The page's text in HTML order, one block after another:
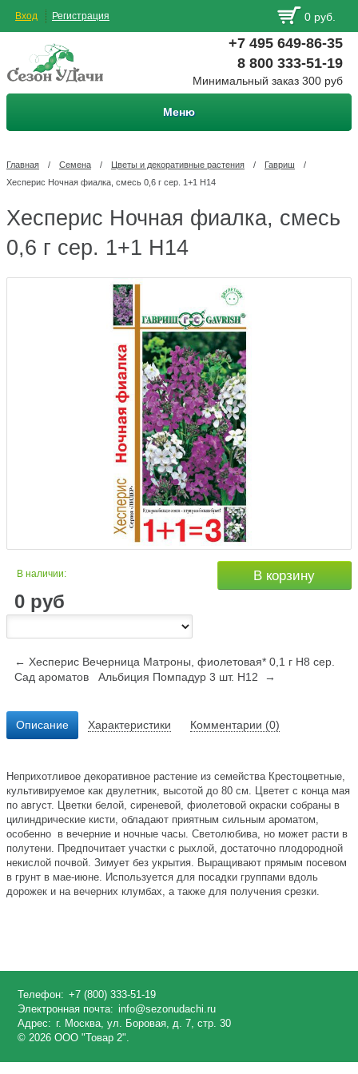
Вход Регистрация 0 руб.
+7 495 649-86-35
8 800 333-51-19
Минимальный заказ 300 руб
Меню
Главная / Семена / Цветы и декоративные растения / Гавриш
/
Хесперис Ночная фиалка, смесь 0,6 г сер. 1+1 Н14
Хесперис Ночная фиалка, смесь
0,6 г сер. 1+1 Н14
В наличии:
0 руб
В корзину
← Хесперис Вечерница Матроны, фиолетовая* 0,1 г Н8 сер.
Сад ароматов
Альбиция Помпадур 3 шт. Н12 →
Описание Характеристики Комментарии (0)
Неприхотливое декоративное растение из семейства Крестоцветные,
культивируемое как двулетник, высотой до 80 см. Цветет с конца мая
по август. Цветки белой, сиреневой, фиолетовой окраски собраны в
цилиндрические кисти, обладают приятным сильным ароматом,
особенно в вечерние и ночные часы. Светолюбива, но может расти в
полутени. Предпочитает участки с рыхлой, достаточно плодородной
некислой почвой. Зимует без укрытия. Выращивают прямым посевом
в грунт в мае-июне. Используется для посадки группами вдоль
дорожек и на вечерних клумбах, а также для получения срезки.
Телефон: +7 (800) 333-51-19
Электронная почта: info@sezonudachi.ru
Адрес: г. Москва, ул. Боровая, д. 7, стр. 30
© 2026 ООО "Товар 2".